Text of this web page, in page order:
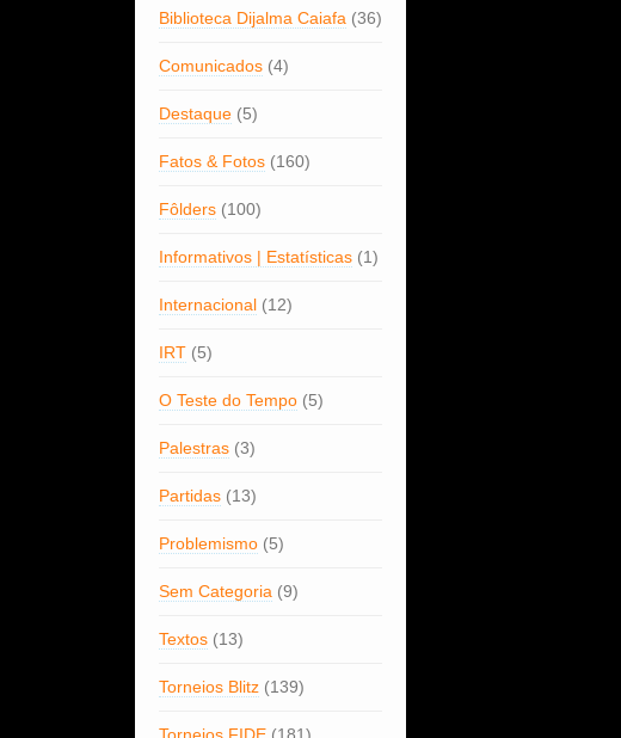
Biblioteca Dijalma Caiafa(36)
Comunicados(4)
Destaque(5)
Fatos & Fotos(160)
Fôlders(100)
Informativos | Estatísticas(1)
Internacional(12)
IRT(5)
O Teste do Tempo(5)
Palestras(3)
Partidas(13)
Problemismo(5)
Sem Categoria(9)
Textos(13)
Torneios Blitz(139)